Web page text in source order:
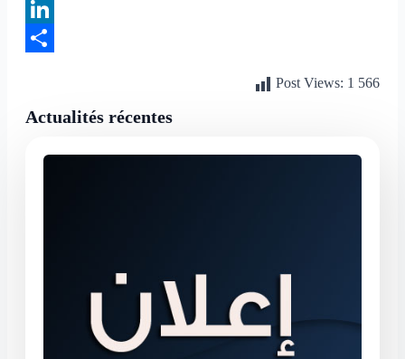
Twitter
LinkedIn
Post Views: 1 566
Actualités récentes